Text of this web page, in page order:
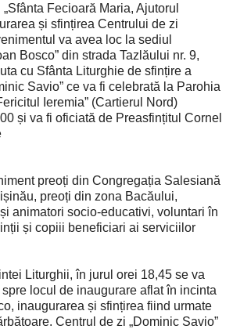
Fecioară Maria, Ajutorul
și sfințirea Centrului de zi
va avea loc la sediul
Bosco” din strada Tazlăului nr. 9,
cu Sfânta Liturghie de sfințire a
Savio” ce va fi celebrată la Parohia
Ieremia” (Cartierul Nord)
și va fi oficiată de Preasfințitul Cornel
preoți din Congregația Salesiană
preoți din zona Bacăului,
animatori socio-educativi, voluntari în
și copiii beneficiari ai serviciilor
Liturghii, în jurul orei 18,45 se va
locul de inaugurare aflat în incinta
inaugurarea și sfințirea fiind urmate
Centrul de zi „Dominic Savio”